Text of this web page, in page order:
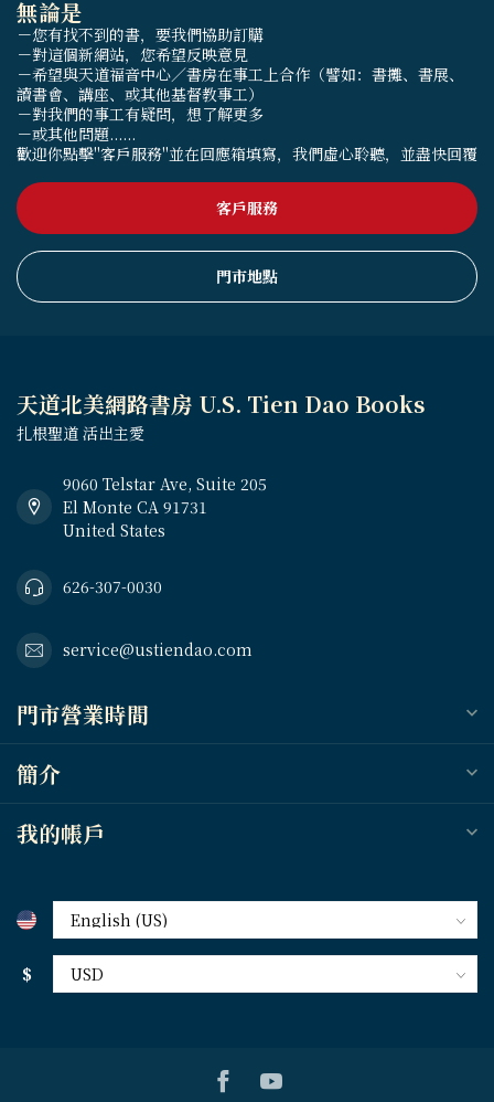
無論是
－您有找不到的書，要我們協助訂購
－對這個新網站，您希望反映意見
－希望與天道福音中心／書房在事工上合作（譬如：書攤、書展、
讀書會、講座、或其他基督教事工）
－對我們的事工有疑問，想了解更多
－或其他問題......
歡迎你點擊"客戶服務"並在回應箱填寫，我們虛心聆聽，並盡快回覆
客戶服務
門市地點
天道北美網路書房 U.S. Tien Dao Books
扎根聖道 活出主愛
9060 Telstar Ave, Suite 205
El Monte CA 91731
United States
626-307-0030
service@ustiendao.com
門市營業時間
簡介
我的帳戶
$